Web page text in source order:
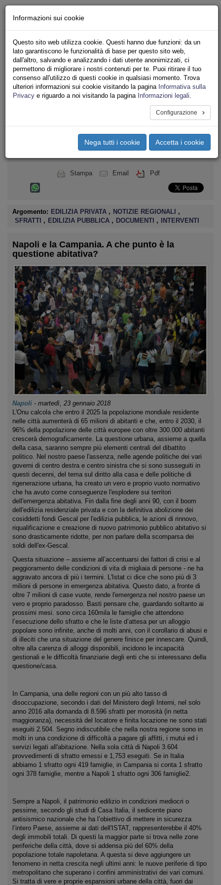
Iscriviti
Ricerca
Area Stampa
Privacy
ASSOCIAZIONI INQUILINI E ABITANTI
navigation
Toggle
Stampa Email Pdf
Argomento: EDILIZIA PRIVATA , NOTIZIE REGIONALI ,
SFRATTI , EDILIZIA PUBBLICA , DOCUMENTI , INTERVENTI
Napoli e la Campania. A che punto è la
questione abitativa?
Napoli - martedì, 23 gennaio 2018
L'Onu calcola che entro il 2025 la popolazione mondiale residente
nelle città aumenterà di 65 milioni di abitanti e che, entro il 2030, il
96% della popolazione delle città europee con oltre 300.000 abitanti
crescerà demograficamente. La questione urbana, assieme a quella
della casa, saranno sempre più elementi centrali del dibattito
politico. Nel nostro paese l'assenza, nelle agende politiche dei vari
governi di centro destra e centro sinistra che si sono susseguiti in
questi decenni, del tema sul diritto alla casa e delle politiche di
rigenerazione urbana, ha creato un vero e proprio vuoto normativo
che ha avuto come conseguenze l'esplodere sui territori
dell'emergenza abitativa. Fin dalla fine degli anni 90, con il boom
dell'edilizia residenziale privata e con la definitiva abolizione dei
cosiddetti fondi Gescal per l'edilizia pubblica, le azioni di rinnovo,
riqualificazione e creazione di nuovo patrimonio pubblico abitativo si
sono drasticamente ridotte, per non parlare della scomparsa dei
soldi dell'ex-Gescal.
Questa situazione – assieme all’accentuarsi dei fattori di crisi e al
peggioramento delle condizioni di vita di migliaia di persone - ne ha
aggravato ancora di più i termini. L'Istat ci dice che sono più di 3
milioni di persone in emergenza abitativa. Questo dato, a fronte di
oltre 7 milioni di case vuote, rende l'emergenza nel nostro paese un
vero e proprio paradosso. Basti pensare che, guardando soltanto ai
prossimi mesi. sono circa 160mila le famiglie che attendono
l’esecuzione dello sfratto e che le liste d’attesa per un alloggio
popolare sono infinite, anche di molti anni, con il corollario di abusi e
di illeciti che una situazione del genere finisce per innescare. Quindi,
oltre alla carenza di alloggi disponibili, incidono le incapacità
gestionali e le difficoltà finanziarie degli enti che si interessano della
questione/casa.
In Campania, una delle regioni con un più alto tasso di
disoccupazione, secondo i dati del Ministero degli Interni, nel solo
anno 2016 alla domanda di 8.596 sfratti per morosità (in netta
maggioranza), necessità del locatore e finita locazione ne sono stati
eseguiti 2.504. Segno indiscutibile che nella nostra regione sono in
molti in una condizione di difficoltà a pagare gli affitti, i mutui ed i
servizi legati all'abitazione. Nella sola città di Napoli 3.604
provvedimenti di sfratto emessi e 1,753 eseguiti. Se in Italia
abbiamo 1 sfratto ogni 419 famiglie, in Campania si conta 1 sfratto
ogni 378 famiglie, mentre a Napoli 1 sfratto ogni 306 famiglie2.
Sempre a Napoli, il patrimonio edilizio in condizioni mediocri o
pessime, secondo gli studi di Casa Italia, il sedicente piano
antisismico nazionale che ha l’obiettivo di mettere in sicurezza
l’intero Paese, assieme ai dati dell'ISTAT, rappresenterebbe il 40%
degli immobili totali. Di questi la maggior parte si trova nelle zone
periferiche della città, dove si addensa più del 60% della
popolazione totale napoletana. A questa si deve aggiungere un
fenomeno in netta crescita negli ultimi anni: le nuove periferie di tipo
metropolitano che superano i confini amministrativi dei vari comuni.
Si tratta di vere e proprie espansioni urbane della città, fuori dai
Informazioni sui cookie
Questo sito web utilizza cookie. Questi hanno due funzioni: da un
lato garantiscono le funzionalità di base per questo sito web,
dall'altro, salvando e analizzando i dati utente anonimizzati, ci
permettono di migliorare i nostri contenuti per te. Puoi ritirare il tuo
consenso all'utilizzo di questi cookie in qualsiasi momento. Trova
ulteriori informazioni sui cookie visitando la pagina Informativa sulla
Privacy e riguardo a noi visitando la pagina Informazioni legali.
Configurazione
Nega tutti i cookie Accetta i cookie